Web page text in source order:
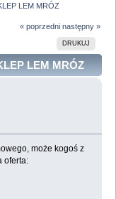
LEM MRÓZ
« poprzedni następny »
DRUKUJ
LEM MRÓZ
może kogoś z
oferta: